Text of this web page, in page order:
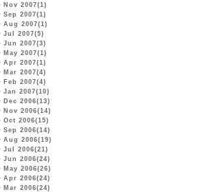
・ Nov 2007(1)
・ Sep 2007(1)
・ Aug 2007(1)
・ Jul 2007(5)
・ Jun 2007(3)
・ May 2007(1)
・ Apr 2007(1)
・ Mar 2007(4)
・ Feb 2007(4)
・ Jan 2007(10)
・ Dec 2006(13)
・ Nov 2006(14)
・ Oct 2006(15)
・ Sep 2006(14)
・ Aug 2006(19)
・ Jul 2006(21)
・ Jun 2006(24)
・ May 2006(26)
・ Apr 2006(24)
・ Mar 2006(24)